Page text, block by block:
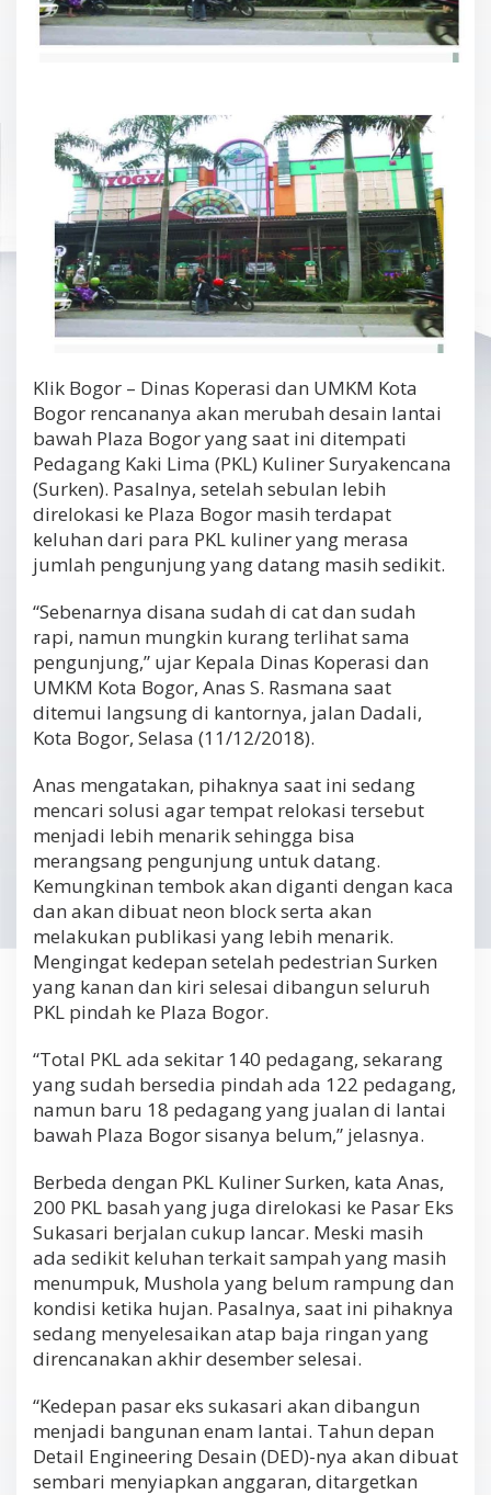
Klik Bogor – Dinas Koperasi dan UMKM Kota
Bogor rencananya akan merubah desain lantai
bawah Plaza Bogor yang saat ini ditempati
Pedagang Kaki Lima (PKL) Kuliner Suryakencana
(Surken). Pasalnya, setelah sebulan lebih
direlokasi ke Plaza Bogor masih terdapat
keluhan dari para PKL kuliner yang merasa
jumlah pengunjung yang datang masih sedikit.
“Sebenarnya disana sudah di cat dan sudah
rapi, namun mungkin kurang terlihat sama
pengunjung,” ujar Kepala Dinas Koperasi dan
UMKM Kota Bogor, Anas S. Rasmana saat
ditemui langsung di kantornya, jalan Dadali,
Kota Bogor, Selasa (11/12/2018).
Anas mengatakan, pihaknya saat ini sedang
mencari solusi agar tempat relokasi tersebut
menjadi lebih menarik sehingga bisa
merangsang pengunjung untuk datang.
Kemungkinan tembok akan diganti dengan kaca
dan akan dibuat neon block serta akan
melakukan publikasi yang lebih menarik.
Mengingat kedepan setelah pedestrian Surken
yang kanan dan kiri selesai dibangun seluruh
PKL pindah ke Plaza Bogor.
“Total PKL ada sekitar 140 pedagang, sekarang
yang sudah bersedia pindah ada 122 pedagang,
namun baru 18 pedagang yang jualan di lantai
bawah Plaza Bogor sisanya belum,” jelasnya.
Berbeda dengan PKL Kuliner Surken, kata Anas,
200 PKL basah yang juga direlokasi ke Pasar Eks
Sukasari berjalan cukup lancar. Meski masih
ada sedikit keluhan terkait sampah yang masih
menumpuk, Mushola yang belum rampung dan
kondisi ketika hujan. Pasalnya, saat ini pihaknya
sedang menyelesaikan atap baja ringan yang
direncanakan akhir desember selesai.
“Kedepan pasar eks sukasari akan dibangun
menjadi bangunan enam lantai. Tahun depan
Detail Engineering Desain (DED)-nya akan dibuat
sembari menyiapkan anggaran, ditargetkan